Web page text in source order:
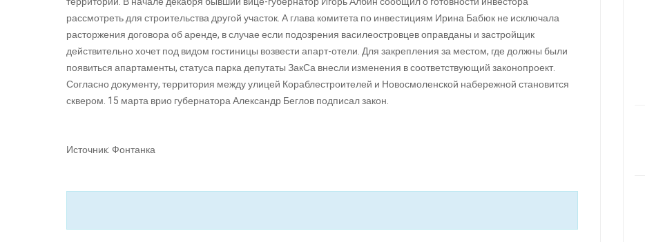
рассмотреть для строительства другой участок. А глава комитета по инвестициям Ирина Бабюк не исключала
расторжения договора об аренде, в случае если подозрения василеостровцев оправданы и застройщик
действительно хочет под видом гостиницы возвести апарт-отели. Для закрепления за местом, где должны были
появиться апартаменты, статуса парка депутаты ЗакСа внесли изменения в соответствующий законопроект.
Согласно документу, территория между улицей Кораблестроителей и Новосмоленской набережной становится
сквером. 15 марта врио губернатора Александр Беглов подписал закон.
Источник: Фонтанка